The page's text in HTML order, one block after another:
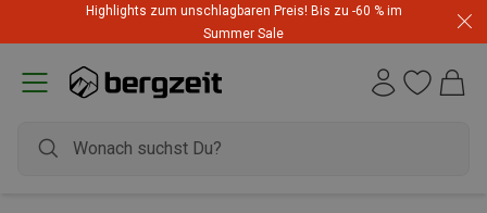
Highlights zum unschlagbaren Preis! Bis zu -60 % im
Summer Sale